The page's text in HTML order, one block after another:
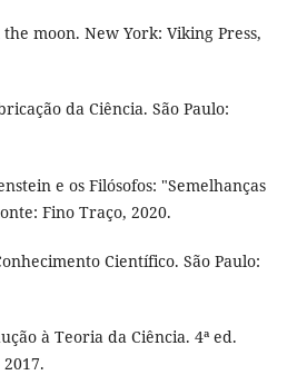
moon. New York: Viking Press,
da Ciência. São Paulo:
e os Filósofos: "Semelhanças
Fino Traço, 2020.
Científico. São Paulo:
à Teoria da Ciência. 4ª ed.